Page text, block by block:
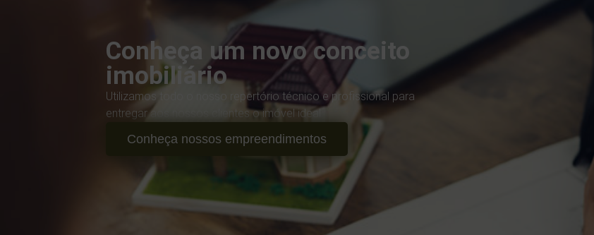
Conheça um novo conceito
imobiliário
Utilizamos todo o nosso repertório técnico e profissional para
entregar aos nossos clientes o imóvel ideal.
Conheça nossos empreendimentos